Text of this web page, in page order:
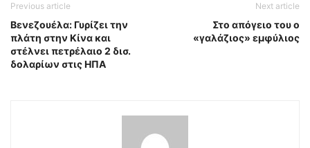
Previous article
Βενεζουέλα: Γυρίζει την
πλάτη στην Κίνα και
στέλνει πετρέλαιο 2 δισ.
δολαρίων στις ΗΠΑ
Next article
Στο απόγειο του ο
«γαλάζιος» εμφύλιος